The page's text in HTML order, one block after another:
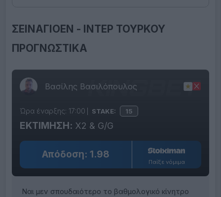
ΣΕΙΝΑΓΙΟΕΝ - ΙΝΤΕΡ ΤΟΥΡΚΟΥ
ΠΡΟΓΝΩΣΤΙΚΑ
Βασίλης Βασιλόπουλος
Ώρα έναρξης: 17:00 STAKE: 15
ΕΚΤΙΜΗΣΗ: X2 & G/G
Απόδοση: 1.98
Παίξε νόμιμα
Ναι μεν σπουδαιότερο το βαθμολογικό κίνητρο